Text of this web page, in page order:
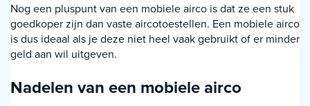
Nog een pluspunt van een mobiele airco is dat ze een stuk
goedkoper zijn dan vaste aircotoestellen. Een mobiele airco
is dus ideaal als je deze niet heel vaak gebruikt of er minder
geld aan wil uitgeven.
Nadelen van een mobiele airco